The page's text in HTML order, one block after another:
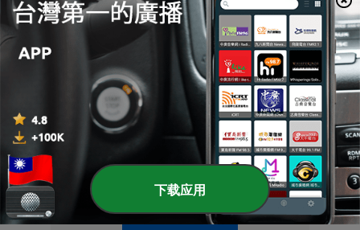
56 - EP56 智破偷蛋和偷錢案
EP55 失信的代價
17 Aug 2025
EP54 包公審烏盆
28 Jun 2025
EP53 烽火戲諸侯VS狼來了
25 May 2025 下载应用